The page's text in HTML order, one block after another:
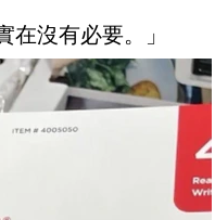
沒有必要。」